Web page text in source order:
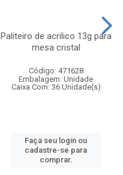
Paliteiro de acrilico 13g para
mesa cristal
Código: 471628
Embalagem: Unidade
Caixa Com: 36 Unidade(s)
Faça seu login ou
cadastre-se para
comprar.